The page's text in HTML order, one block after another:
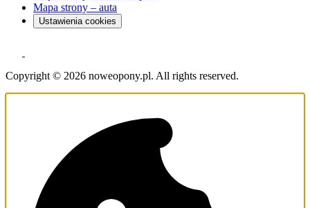
Mapa strony – auta
Ustawienia cookies
Copyright © 2026 noweopony.pl. All rights reserved.